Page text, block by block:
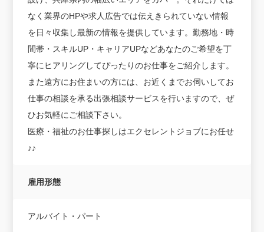
なく業界のHPや求人広告では伝えきられていない情報
を日々収集し最新の情報を提供しています。勤務地・時
間帯・スキルUP・キャリアUPなどあなたのご希望を丁
寧にヒアリングしてぴったりのお仕事をご紹介します。
また遠方にお住まいの方には、お近くまでお伺いしてお
仕事の相談を承る出張相談サービスを行いますので、ぜ
ひお気軽にご相談下さい。
医療・福祉のお仕事探しはエクセレントジョブにお任せ
♪♪
雇用形態
アルバイト・パート